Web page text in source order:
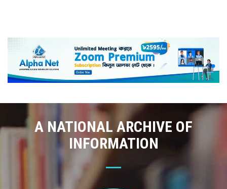
A NATIONAL ARCHIVE OF
INFORMATION